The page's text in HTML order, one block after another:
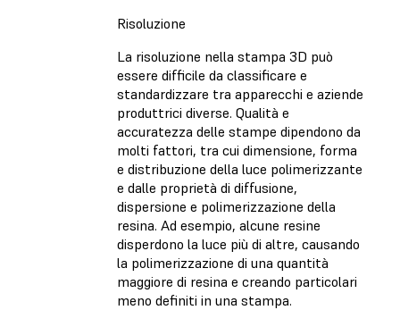
Risoluzione
La risoluzione nella stampa 3D può
essere difficile da classificare e
standardizzare tra apparecchi e aziende
produttrici diverse. Qualità e
accuratezza delle stampe dipendono da
molti fattori, tra cui dimensione, forma
e distribuzione della luce polimerizzante
e dalle proprietà di diffusione,
dispersione e polimerizzazione della
resina. Ad esempio, alcune resine
disperdono la luce più di altre, causando
la polimerizzazione di una quantità
maggiore di resina e creando particolari
meno definiti in una stampa.